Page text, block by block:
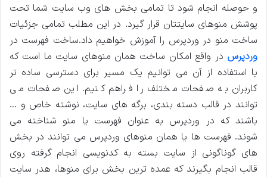
و حوصله انجام شود تا تمامی بخش های وب سایت شما تحت
پوشش منوهای سایتتان قرار گیرد. در این مطلب تمامی جزئیات
ساخت منو در وردپرس را آموزش خواهیم داد.ساخت فهرست در
وردپرس در واقع امکان ساخت همان منوهای سایت ما است که
با استفاده از آن می توانیم یک مسیر برای دسترسی ساده ‌تر
کاربران به صفحات مختلف را فراهم کنیم. این صفحات می
توانند در قالب دسته ‌بندی، برگه‌ های سایت، نوشته خاص و …
باشند که در وردپرس به عنوان فهرست یا منو شناخته می
شوند. فهرست ‌ها یا همان منوهای وردپرس می توانند در بخش‌
های گوناگونی از سایت بسته به کدنویسی انجام گرفته روی
قالب انجام بگیرند که عمده ‌ترین بخش برای منوها، هدر سایت